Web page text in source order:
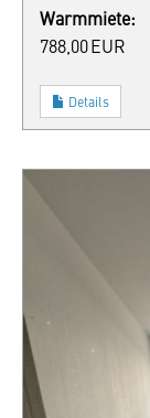
Warmmiete:
788,00 EUR
Details